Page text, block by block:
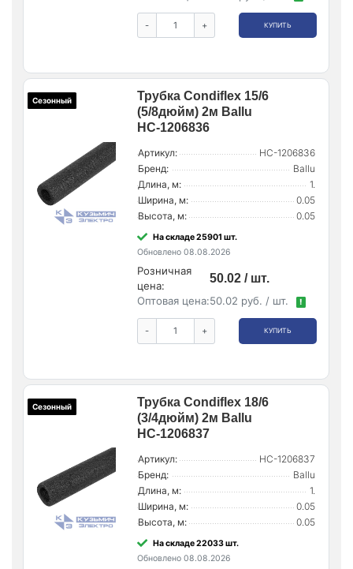
- + КУПИТЬ
Сезонный
Трубка Condiflex 15/6
(5/8дюйм) 2м Ballu
НС-1206836
Артикул:
НС-1206836
Бренд:
Ballu
Длина, м:
1.
Ширина, м:
0.05
Высота, м:
0.05
На складе 25901 шт.
Обновлено 08.08.2026
Розничная
цена:
50.02 / шт.
Оптовая цена:50.02 руб. / шт. !
- + КУПИТЬ
Сезонный
Трубка Condiflex 18/6
(3/4дюйм) 2м Ballu
НС-1206837
Артикул:
НС-1206837
Бренд:
Ballu
Длина, м:
1.
Ширина, м:
0.05
Высота, м:
0.05
На складе 22033 шт.
Обновлено 08.08.2026